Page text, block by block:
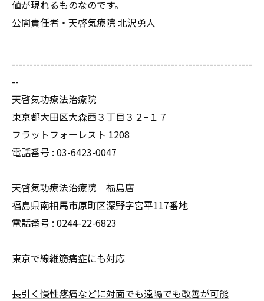
値が現れるものなのです。
公開責任者・天啓気療院 北沢勇人
--------------------------------------------------------------------
--
天啓気功療法治療院
東京都大田区大森西３丁目３２−１７
フラットフォーレスト 1208
電話番号 : 03-6423-0047
天啓気功療法治療院 福島店
福島県南相馬市原町区深野字宮平117番地
電話番号 : 0244-22-6823
東京で線維筋痛症にも対応
長引く慢性疼痛などに対面でも遠隔でも改善が可能